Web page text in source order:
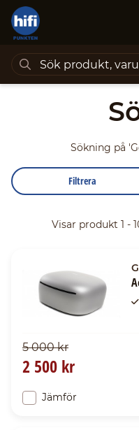
Sökning på
Filtrera
Visar produkt 1 -
5 000 kr
2 500 kr
Jämför